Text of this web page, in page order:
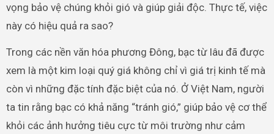
vọng bảo vệ chúng khỏi gió và giúp giải độc. Thực tế, việc
này có hiệu quả ra sao?
Trong các nền văn hóa phương Đông, bạc từ lâu đã được
xem là một kim loại quý giá không chỉ vì giá trị kinh tế mà
còn vì những đặc tính đặc biệt của nó. Ở Việt Nam, người
ta tin rằng bạc có khả năng “tránh gió,” giúp bảo vệ cơ thể
khỏi các ảnh hưởng tiêu cực từ môi trường như cảm